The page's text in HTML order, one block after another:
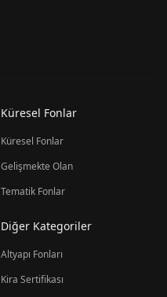
Küresel Fonlar
Küresel Fonlar
Gelişmekte Olan
Tematik Fonlar
Diğer Kategoriler
Altyapı Fonları
Kira Sertifikası